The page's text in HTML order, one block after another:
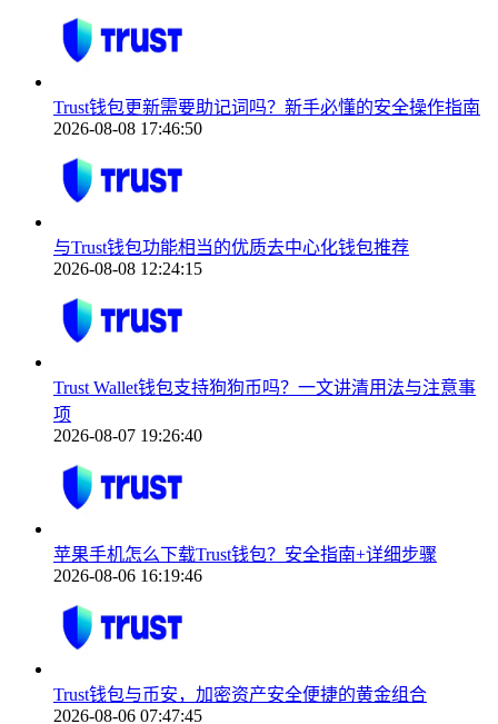
Trust钱包更新需要助记词吗？新手必懂的安全操作指南
2026-08-08 17:46:50
与Trust钱包功能相当的优质去中心化钱包推荐
2026-08-08 12:24:15
Trust Wallet钱包支持狗狗币吗？一文讲清用法与注意事
项
2026-08-07 19:26:40
苹果手机怎么下载Trust钱包？安全指南+详细步骤
2026-08-06 16:19:46
Trust钱包与币安，加密资产安全便捷的黄金组合
2026-08-06 07:47:45